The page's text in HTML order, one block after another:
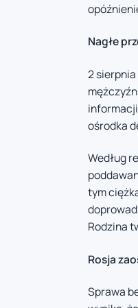
Nagłe
2
ośrodka
Według
tym
Rodzina
Rosja
Sprawa